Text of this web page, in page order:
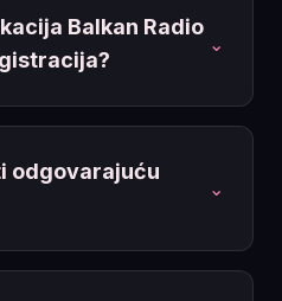
Balkan Radio
⌄
odgovarajuću
⌄